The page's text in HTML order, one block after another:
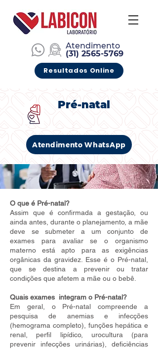
Atendimento
(31) 2565-5769
Resultados Online
Pré-natal
Atendimento WhatsApp
O que é Pré-natal?
Assim que é confirmada a gestação, ou
ainda antes, durante o planejamento, a mãe
deve se submeter a um conjunto de
exames para avaliar se o organismo
materno está apto para as exigências
orgânicas da gravidez. Esse é o Pré-natal,
que se destina a prevenir ou tratar
condições que afetem a mãe ou o bebê.
Quais exames integram o Pré-natal?
Em geral, o Pré-natal compreende a
pesquisa de anemias e infecções
(hemograma completo), funções hepática e
renal, perfil lipídico, urocultura (para
prevenir infecções urinárias), deficiências